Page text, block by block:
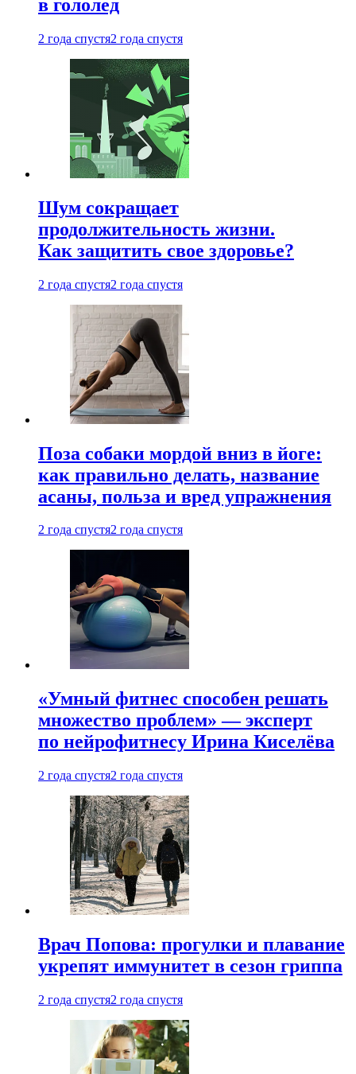
в гололед
2 года спустя2 года спустя
Шум сокращает
продолжительность жизни.
Как защитить свое здоровье?
2 года спустя2 года спустя
Поза собаки мордой вниз в йоге:
как правильно делать, название
асаны, польза и вред упражнения
2 года спустя2 года спустя
«Умный фитнес способен решать
множество проблем» — эксперт
по нейрофитнесу Ирина Киселёва
2 года спустя2 года спустя
Врач Попова: прогулки и плавание
укрепят иммунитет в сезон гриппа
2 года спустя2 года спустя